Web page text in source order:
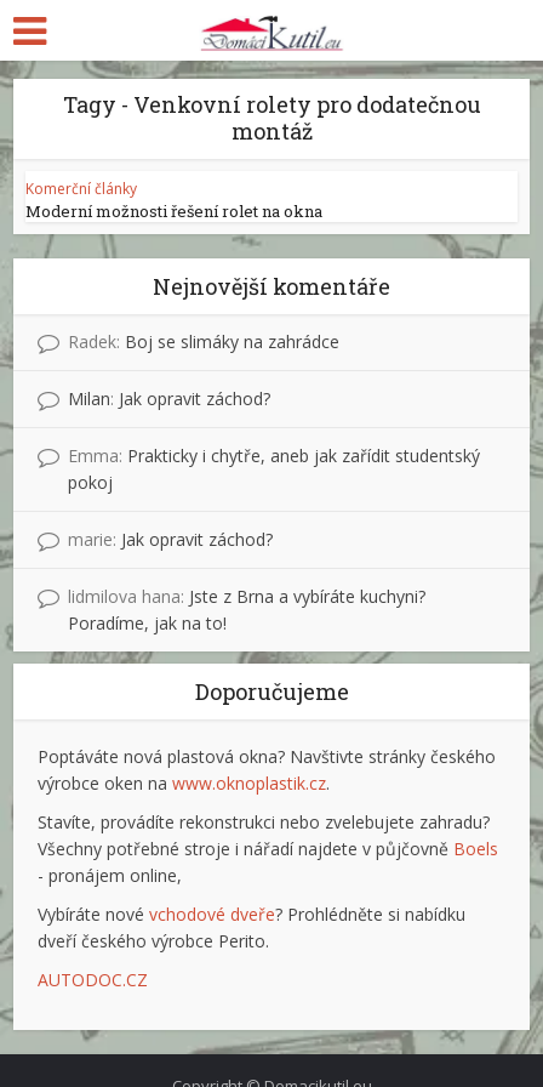
Tagy - Venkovní rolety pro dodatečnou
montáž
Komerční články
Moderní možnosti řešení rolet na okna
Nejnovější komentáře
Radek: Boj se slimáky na zahrádce
Milan: Jak opravit záchod?
Emma: Prakticky i chytře, aneb jak zařídit studentský
pokoj
marie: Jak opravit záchod?
lidmilova hana: Jste z Brna a vybíráte kuchyni?
Poradíme, jak na to!
Doporučujeme
Poptáváte nová plastová okna? Navštivte stránky českého
výrobce oken nawww.oknoplastik.cz.
Stavíte, provádíte rekonstrukci nebo zvelebujete zahradu?
Všechny potřebné stroje i nářadí najdete v půjčovně Boels
- pronájem online,
Vybíráte novévchodové dveře? Prohlédněte si nabídku
dveří českého výrobce Perito.
AUTODOC.CZ